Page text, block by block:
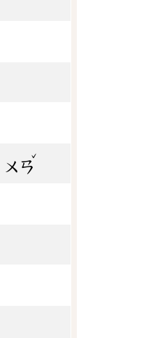
ㄨㄢ
ˇ